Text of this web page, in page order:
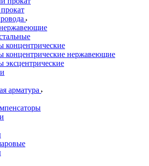
концентрические
концентрические нержавеющие
эксцентрические
арматура